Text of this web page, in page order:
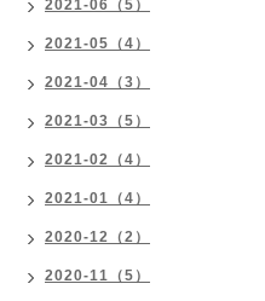
2021-06（5）
2021-05（4）
2021-04（3）
2021-03（5）
2021-02（4）
2021-01（4）
2020-12（2）
2020-11（5）